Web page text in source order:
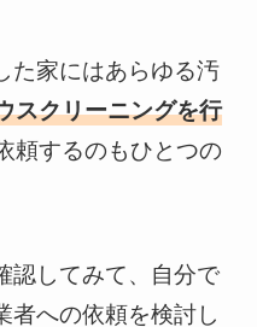
た家にはあらゆる汚
スクリーニングを行
頼するのもひとつの
認してみて、自分で
者への依頼を検討し